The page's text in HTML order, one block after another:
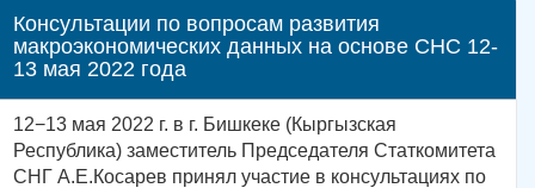
Консультации по вопросам развития
макроэкономических данных на основе СНС 12-
13 мая 2022 года
12−13 мая 2022 г. в г. Бишкеке (Кыргызская
Республика) заместитель Председателя Статкомитета
СНГ А.Е.Косарев принял участие в консультациях по